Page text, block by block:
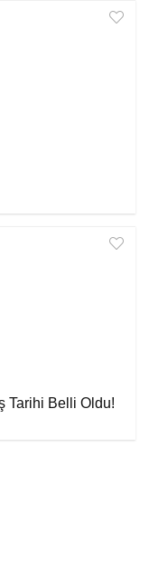
Tarihi Belli Oldu!